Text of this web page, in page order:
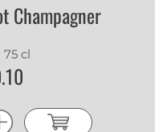
Champagner
cl